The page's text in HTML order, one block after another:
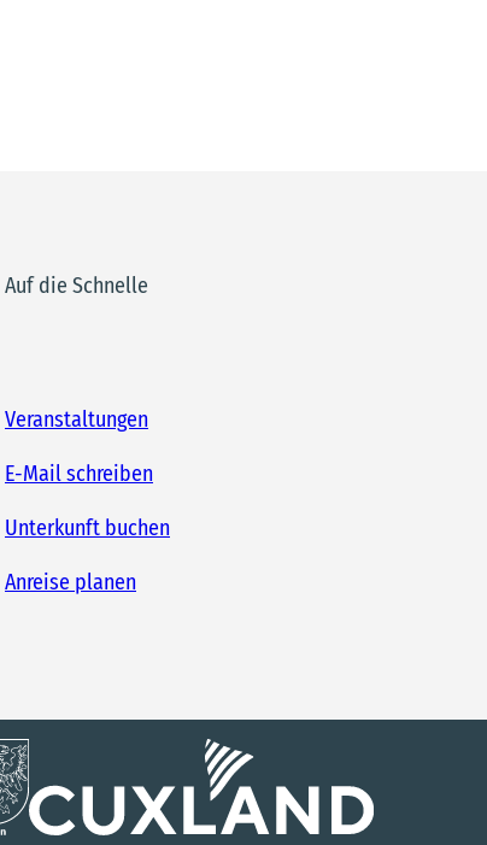
Auf die Schnelle
Veranstaltungen
E-Mail schreiben
Unterkunft buchen
Anreise planen